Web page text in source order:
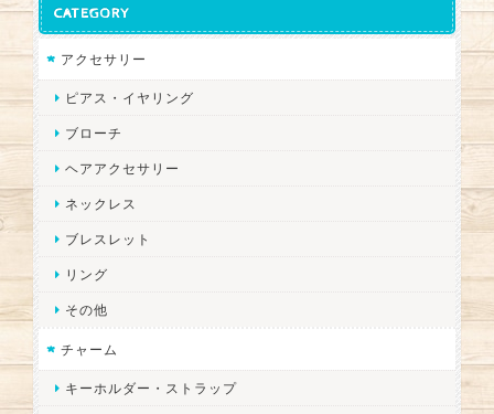
CATEGORY
アクセサリー
ピアス・イヤリング
ブローチ
ヘアアクセサリー
ネックレス
ブレスレット
リング
その他
チャーム
キーホルダー・ストラップ